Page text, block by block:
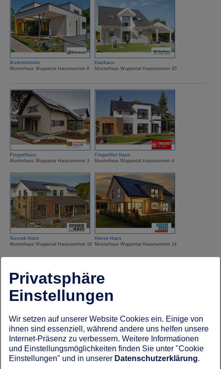
Büdenbender
Musterhaus Wuppertal Hausnummer 8
Danhaus
Musterhaus Wuppertal Hausnummer 20
FingerHaus
Musterhaus Wuppertal Hausnummer 3
FingerHut Haus
Musterhaus Wuppertal Hausnummer 4
Gussek Haus
Musterhaus Wuppertal Hausnummer 19
Hanse Haus
Musterhaus Wuppertal Hausnummer 14
HUF Haus
Musterhaus Wuppertal Hausnummer 7
ISOWOOD Haus
Musterhaus Wuppertal Hausnummer 13
Privatsphäre
Einstellungen
Wir setzen auf unserer Website Cookies ein. Einige von
ihnen sind essenziell, während andere uns helfen unsere
Internet-Präsenz zu verbessern. Weitere Informationen
und Einstellungsmöglichkeiten finden Sie unter "Cookie
Einstellungen" und in unserer Datenschutzerklärung.